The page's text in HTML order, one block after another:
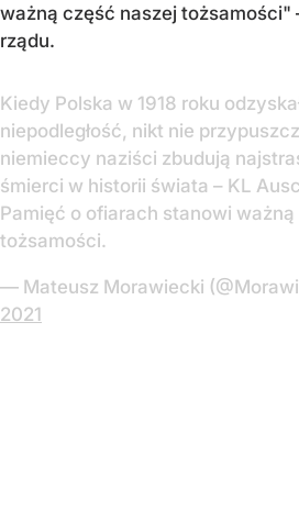
ważną część naszej tożsamości"
rządu.
Kiedy Polska w 1918 roku
niepodległość, nikt nie
niemieccy naziści zbudują
śmierci w historii świata – KL
Pamięć o ofiarach stanowi
tożsamości.
— Mateusz Morawiecki
2021